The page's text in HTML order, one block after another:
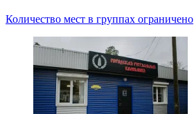
Количество мест в группах ограничено